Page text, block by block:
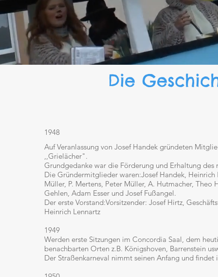
Die
​1948
Auf Veranlassung von Josef Handek gründeten
,,Grielächer".
Grundgedanke war die Förderung und Erhaltung des
Die Gründermitglieder waren:Josef Handek,
Müller, P. Mertens, Peter Müller, A. Hutmacher,
Gehlen, Adam Esser und Josef Fußangel.
Der erste Vorstand:Vorsitzender: Josef Hirtz,
Heinrich Lennartz
1949
Werden erste Sitzungen im Concordia Saal, dem
benachbarten Orten z.B. Königshoven, Barrenstein
Der Straßenkarneval nimmt seinen Anfang und